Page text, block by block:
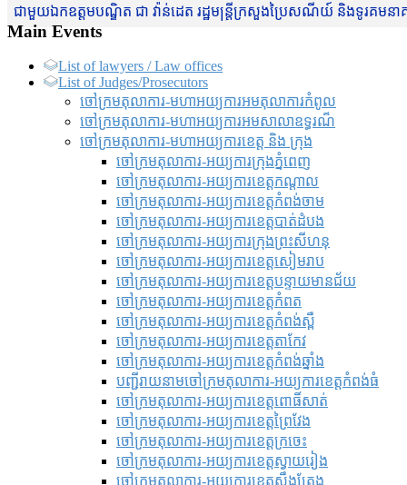
ជាមួយឯកឧត្តមបណ្ឌិត ជា វ៉ាន់ដេត រដ្ឋមន្រ្តីក្រសួងប្រៃសណីយ៍ និងទូរគ
Main Events
List of lawyers / Law offices
List of Judges/Prosecutors
ចៅក្រមតុលាការ-មហាអយ្យការអមតុលាការកំពូល
ចៅក្រមតុលាការ-មហាអយ្យការអមសាលាឧទ្ធរណ៏
ចៅក្រមតុលាការ-មហាអយ្យការខេត្ត និង ក្រុង
ចៅក្រមតុលាការ-អយ្យការក្រុងភ្នំពេញ
ចៅក្រមតុលាការ-អយ្យការខេត្តកណ្តាល
ចៅក្រមតុលាការ-អយ្យការខេត្តកំពង់ចាម
ចៅក្រមតុលាការ-អយ្យការខេត្តបាត់ដំបង
ចៅក្រមតុលាការ-អយ្យការ​ក្រុងព្រះសីហនុ
ចៅក្រមតុលាការ-អយ្យការខេត្តសៀមរាប
ចៅក្រមតុលាការ-អយ្យការខេត្តបន្ទាយមានជ័យ
ចៅក្រមតុលាការ-អយ្យការខេត្តកំពត
ចៅក្រមតុលាការ-អយ្យការខេត្តកំពង់ស្ពឺ
ចៅក្រមតុលាការ-អយ្យការខេត្តតាកែវ
ចៅក្រមតុលាការ-អយ្យការខេត្តកំពង់ឆ្នាំង
បញ្ជីរាយនាមចៅក្រមតុលាការ-អយ្យការខេត្តកំពង់ធំ
ចៅក្រមតុលាការ-អយ្យការខេត្តពោធិ៍សាត់
ចៅក្រមតុលាការ-អយ្យការខេត្តព្រៃវែង
ចៅក្រមតុលាការ-អយ្យការខេត្តក្រចេះ
ចៅក្រមតុលាការ-អយ្យការខេត្តស្វាយរៀង
ចៅក្រមតុលាការ-អយ្យការខេត្តស្ទឹងត្រែង